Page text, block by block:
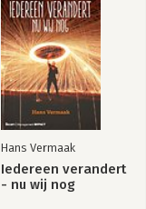
Hans Vermaak
Iedereen verandert
- nu wij nog